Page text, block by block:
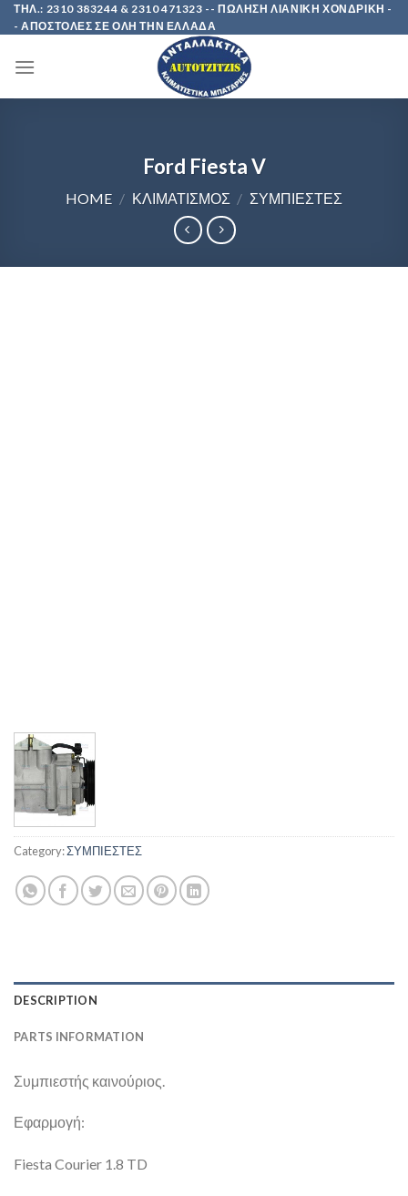
Skip
to
ΤΗΛ.: 2310 383244 & 2310 471323 -- ΠΩΛΗΣΗ ΛΙΑΝΙΚΗ ΧΟΝΔΡΙΚΗ -
- ΑΠΟΣΤΟΛΕΣ ΣΕ ΟΛΗ ΤΗΝ ΕΛΛΑΔΑ
Ford Fiesta V
HOME / ΚΛΙΜΑΤΙΣΜΟΣ / ΣΥΜΠΙΕΣΤΕΣ
Category:ΣΥΜΠΙΕΣΤΕΣ
DESCRIPTION
PARTS INFORMATION
Συμπιεστής καινούριος.
Εφαρμογή:
Fiesta Courier 1.8 TD